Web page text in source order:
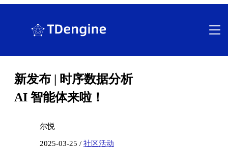
新发布 | 时序数据分析
AI 智能体来啦！
尔悦
2025-03-25 / 社区活动